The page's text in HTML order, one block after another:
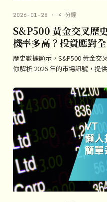
2026-01-28 · 4 分鐘
S&P500 黃金交叉歷
機率多高？投資應對
歷史數據顯示，S&P500 黃金交
你解析 2026 年的市場訊號，提